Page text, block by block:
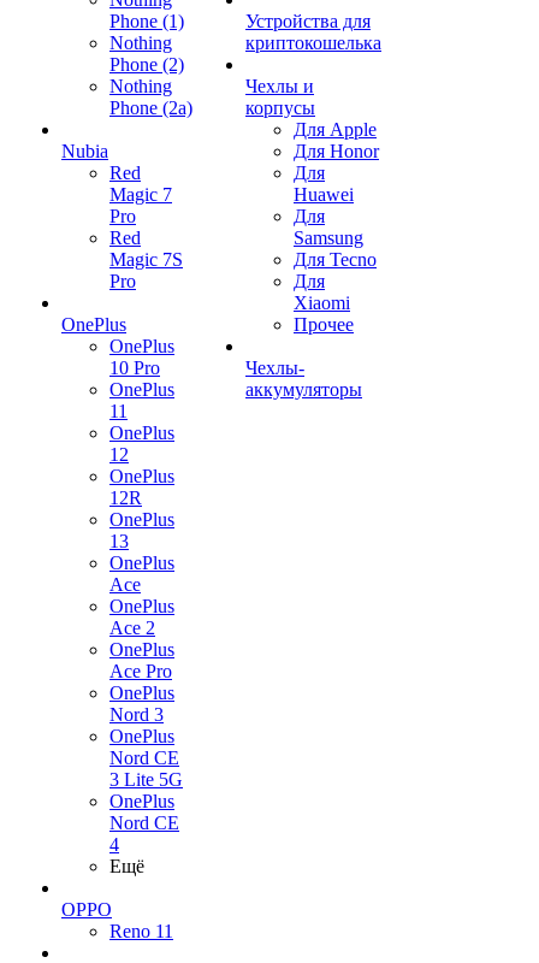
Phone (1)
Nothing
Phone (2)
Nothing
Phone (2a)
Nubia
Red
Magic 7
Pro
Red
Magic 7S
Pro
OnePlus
OnePlus
10 Pro
OnePlus
11
OnePlus
12
OnePlus
12R
OnePlus
13
OnePlus
Ace
OnePlus
Ace 2
OnePlus
Ace Pro
OnePlus
Nord 3
OnePlus
Nord CE
3 Lite 5G
OnePlus
Nord CE
4
Ещё
OPPO
Reno 11
Устройства для
криптокошелька
Чехлы и
корпусы
Для Apple
Для Honor
Для
Huawei
Для
Samsung
Для Tecno
Для
Xiaomi
Прочее
Чехлы-
аккумуляторы